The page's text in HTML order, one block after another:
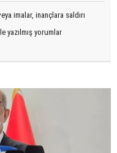
imalar, inançlara saldırı
yazılmış yorumlar